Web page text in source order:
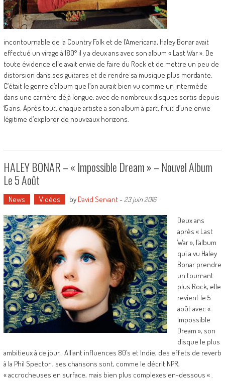
incontournable de la Country Folk et de l’Americana, Haley Bonar avait
effectué un virage à 180° il y a deux ans avec son album « Last War ». De
toute évidence elle avait envie de faire du Rock et de mettre un peu de
distorsion dans ses guitares et de rendre sa musique plus mordante.
C’était le genre d’album que l’on aurait bien vu comme un intermède
dans une carrière déjà longue, avec de nombreux disques sortis depuis
15 ans. Après tout, chaque artiste a son album à part, fruit d’une envie
légitime d’explorer de nouveaux horizons.
HALEY BONAR – « Impossible Dream » – Nouvel Album
Le 5 Août
News Vidéos by David Servant- 23 juin 2016
Deux ans
après « Last
War », l’album
qui a vu Haley
Bonar prendre
un tournant
plus Rock, elle
revient le 5
août avec «
Impossible
Dream », son
disque le plus
ambitieux à ce jour . Alliant influences 80’s et Indie, des effets de reverb
à la Phil Spector , ses chansons sont, comme le décrit NPR,
« accrocheuses en surface, mais bien plus complexes en-dessous « .